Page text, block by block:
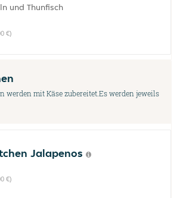
und Thunfisch
€)
werden mit Käse zubereitet.Es werden jeweils
Jalapenos
€)